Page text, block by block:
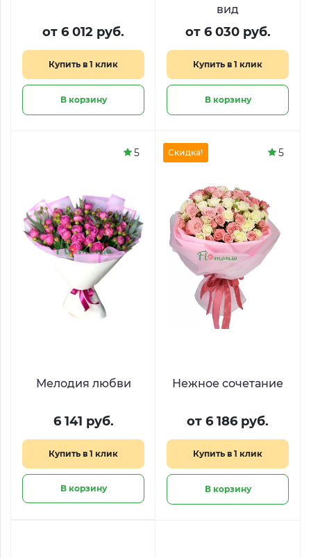
от 6 012 руб.
Купить в 1 клик
В корзину
вид
от 6 030 руб.
Купить в 1 клик
В корзину
Мелодия любви
6 141 руб.
Купить в 1 клик
В корзину
5
Нежное сочетание
от 6 186 руб.
Купить в 1 клик
В корзину
Скидка! 5